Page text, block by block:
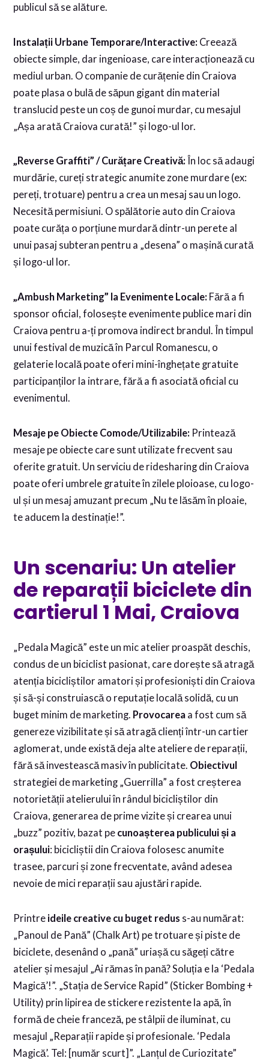
publicul să se alăture.
Instalații Urbane Temporare/Interactive: Creează
obiecte simple, dar ingenioase, care interacționează cu
mediul urban. O companie de curățenie din Craiova
poate plasa o bulă de săpun gigant din material
translucid peste un coș de gunoi murdar, cu mesajul
„Așa arată Craiova curată!” și logo-ul lor.
„Reverse Graffiti” / Curățare Creativă: În loc să adaugi
murdărie, cureți strategic anumite zone murdare (ex:
pereți, trotuare) pentru a crea un mesaj sau un logo.
Necesită permisiuni. O spălătorie auto din Craiova
poate curăța o porțiune murdară dintr-un perete al
unui pasaj subteran pentru a „desena” o mașină curată
și logo-ul lor.
„Ambush Marketing” la Evenimente Locale: Fără a fi
sponsor oficial, folosește evenimente publice mari din
Craiova pentru a-ți promova indirect brandul. În timpul
unui festival de muzică în Parcul Romanescu, o
gelaterie locală poate oferi mini-înghețate gratuite
participanților la intrare, fără a fi asociată oficial cu
evenimentul.
Mesaje pe Obiecte Comode/Utilizabile: Printează
mesaje pe obiecte care sunt utilizate frecvent sau
oferite gratuit. Un serviciu de ridesharing din Craiova
poate oferi umbrele gratuite în zilele ploioase, cu logo-
ul și un mesaj amuzant precum „Nu te lăsăm în ploaie,
te aducem la destinație!”.
Un scenariu: Un atelier
de reparații biciclete din
cartierul 1 Mai, Craiova
„Pedala Magică” este un mic atelier proaspăt deschis,
condus de un biciclist pasionat, care dorește să atragă
atenția bicicliștilor amatori și profesioniști din Craiova
și să-și construiască o reputație locală solidă, cu un
buget minim de marketing. Provocarea a fost cum să
genereze vizibilitate și să atragă clienți într-un cartier
aglomerat, unde există deja alte ateliere de reparații,
fără să investească masiv în publicitate. Obiectivul
strategiei de marketing „Guerrilla” a fost creșterea
notorietății atelierului în rândul bicicliștilor din
Craiova, generarea de prime vizite și crearea unui
„buzz” pozitiv, bazat pe cunoașterea publicului și a
orașului: bicicliștii din Craiova folosesc anumite
trasee, parcuri și zone frecventate, având adesea
nevoie de mici reparații sau ajustări rapide.
Printre ideile creative cu buget redus s-au numărat:
„Panoul de Pană” (Chalk Art) pe trotuare și piste de
biciclete, desenând o „pană” uriașă cu săgeți către
atelier și mesajul „Ai rămas în pană? Soluția e la ‘Pedala
Magică’!”. „Stația de Service Rapid” (Sticker Bombing +
Utility) prin lipirea de stickere rezistente la apă, în
formă de cheie franceză, pe stâlpii de iluminat, cu
mesajul „Reparații rapide și profesionale. ‘Pedala
Magică’. Tel: [număr scurt]”. „Lanțul de Curiozitate”